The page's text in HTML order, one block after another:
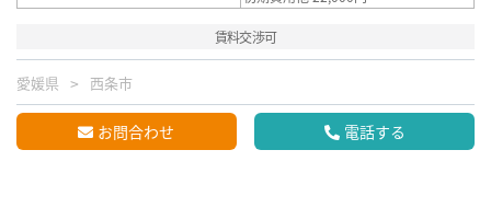
賃料交渉可
愛媛県 西条市
お問合わせ 電話する